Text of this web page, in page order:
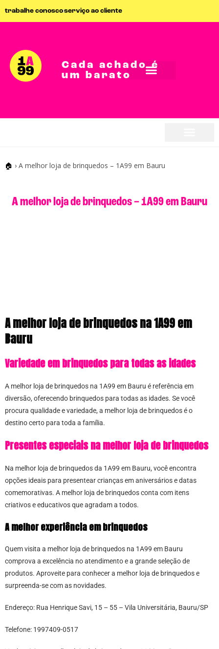
trabalhe conoscoserviço ao cliente
Cada achado é
um barato
🏠 › A melhor loja de brinquedos – 1A99 em Bauru
A melhor loja de brinquedos – 1A99 em Bauru
A melhor loja de brinquedos na 1A99 em
Bauru
Variedade em brinquedos para todas as idades
A melhor loja de brinquedos na 1A99 em Bauru é referência em
diversão, oferecendo brinquedos para todas as idades. Se você
procura qualidade e variedade, a melhor loja de brinquedos é o
destino certo para toda a família.
Presentes especiais na melhor loja de brinquedos
Na melhor loja de brinquedos da 1A99 em Bauru, você encontra
opções ideais para presentear crianças em aniversários e datas
comemorativas. A melhor loja de brinquedos conta com itens
criativos e educativos que agradam a todos.
A melhor experiência em brinquedos
Quem visita a melhor loja de brinquedos na 1A99 em Bauru
comprova a excelência no atendimento e a grande seleção de
produtos. Aproveite para conhecer a melhor loja de brinquedos e
surpreenda-se com as novidades.
Endereço: Rua Henrique Savi, 15 – 55 – Vila Universitária, Bauru/SP
Telefone: 1997409-0517